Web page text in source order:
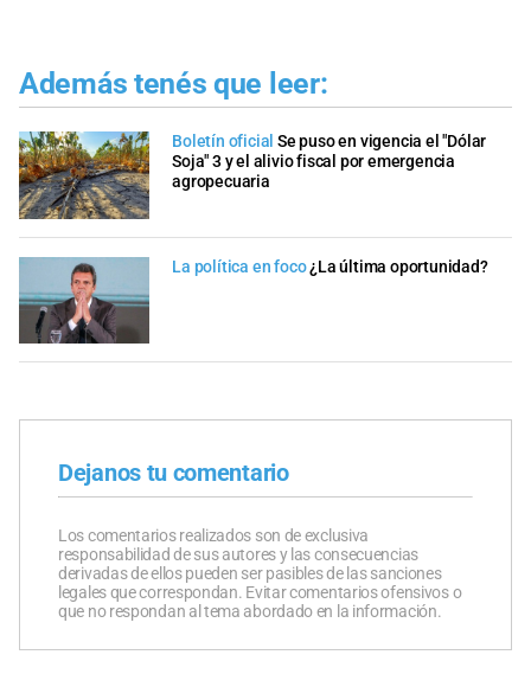
Además tenés que leer:
Boletín oficial Se puso en vigencia el "Dólar
Soja" 3 y el alivio fiscal por emergencia
agropecuaria
La política en foco¿La última oportunidad?
Dejanos tu comentario
Los comentarios realizados son de exclusiva
responsabilidad de sus autores y las consecuencias
derivadas de ellos pueden ser pasibles de las sanciones
legales que correspondan. Evitar comentarios ofensivos o
que no respondan al tema abordado en la información.